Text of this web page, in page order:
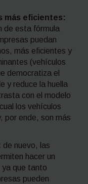
más eficientes:
de esta fórmula
puedan
más eficientes y
(vehículos
democratiza el
y reduce la huella
con el modelo
los vehículos
por ende, son más
de nuevo, las
hacer un
ya que tanto
pueden